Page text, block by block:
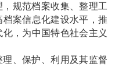
规范档案收集、整理工
案信息化建设水平，推
，为中国特色社会主义
、保护、利用及其监督